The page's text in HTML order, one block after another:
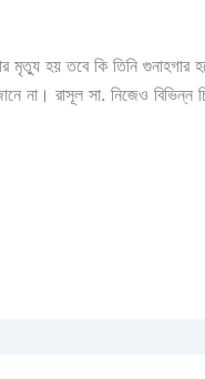
মৃত্যু হয় তবে কি তিনি গুনাহগার
না। রাসূল সা. নিজেও বিভিন্ন